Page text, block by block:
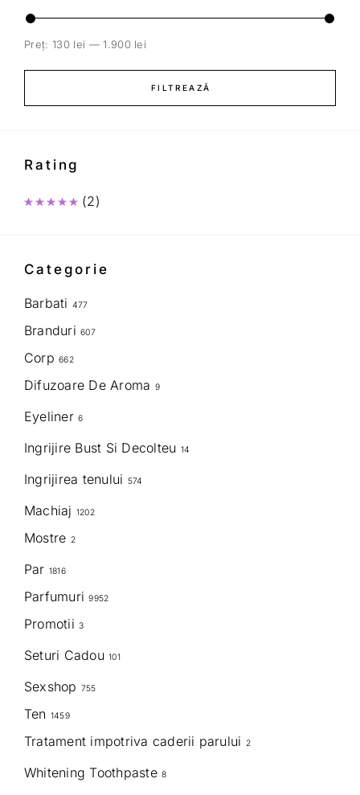
FILTREAZĂ
Preț: 130 lei —1.900 lei
Rating
Evaluat la
(2)
Categorie
Barbati 477
Branduri 607
Corp 662
Difuzoare De Aroma 9
Eyeliner 6
Ingrijire Bust Si Decolteu 14
Ingrijirea tenului 574
Machiaj 1202
Mostre 2
Par 1816
Parfumuri 9952
Promotii 3
Seturi Cadou 101
Sexshop 755
Ten 1459
Tratament impotriva caderii parului 2
Whitening Toothpaste 8